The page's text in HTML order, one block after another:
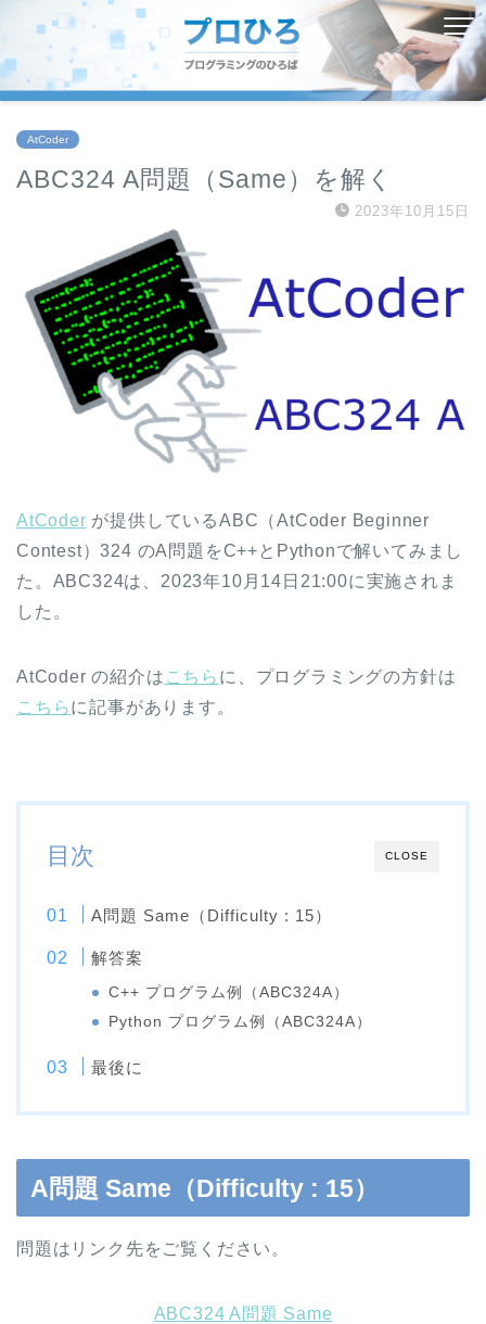
AtCoder
ABC324 A問題（Same）を解く
2023年10月15日
AtCoder が提供しているABC（AtCoder Beginner
Contest）324 のA問題をC++とPythonで解いてみまし
た。ABC324は、2023年10月14日21:00に実施されま
した。
AtCoder の紹介は こちら に、プログラミングの方針は
こちらに記事があります。
CLOSE
目次
A問題 Same（Difficulty : 15）
解答案
C++ プログラム例（ABC324A）
Python プログラム例（ABC324A）
最後に
A問題 Same（Difficulty : 15）
問題はリンク先をご覧ください。
ABC324 A問題 Same